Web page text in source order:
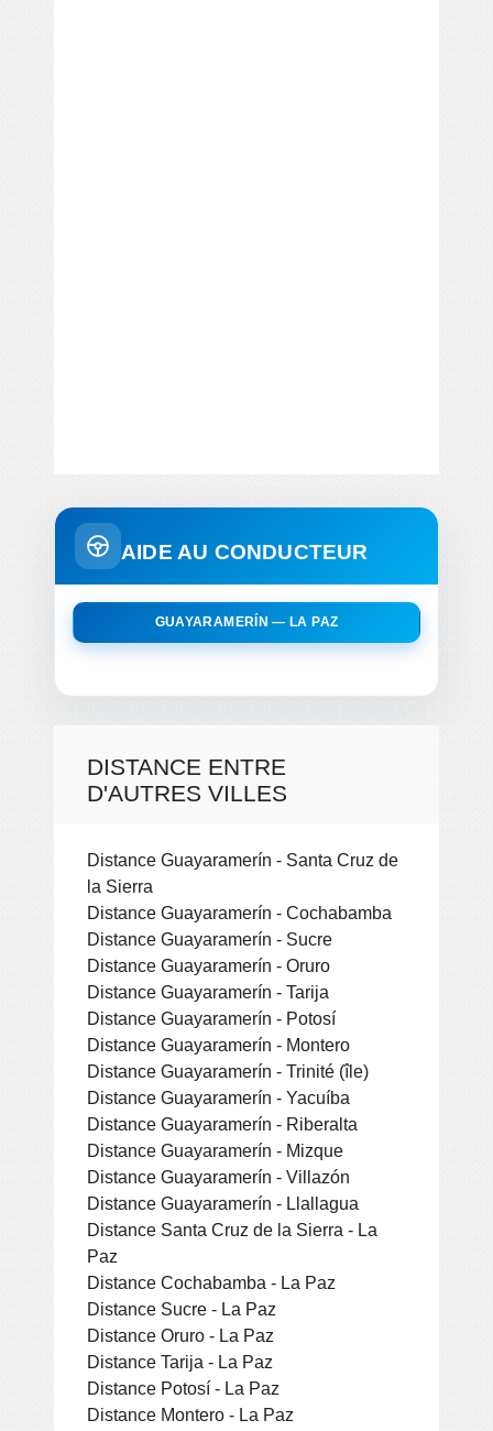
AIDE AU CONDUCTEUR
GUAYARAMERÍN — LA PAZ
DISTANCE ENTRE
D'AUTRES VILLES
Distance Guayaramerín - Santa Cruz de
la Sierra
Distance Guayaramerín - Cochabamba
Distance Guayaramerín - Sucre
Distance Guayaramerín - Oruro
Distance Guayaramerín - Tarija
Distance Guayaramerín - Potosí
Distance Guayaramerín - Montero
Distance Guayaramerín - Trinité (île)
Distance Guayaramerín - Yacuíba
Distance Guayaramerín - Riberalta
Distance Guayaramerín - Mizque
Distance Guayaramerín - Villazón
Distance Guayaramerín - Llallagua
Distance Santa Cruz de la Sierra - La
Paz
Distance Cochabamba - La Paz
Distance Sucre - La Paz
Distance Oruro - La Paz
Distance Tarija - La Paz
Distance Potosí - La Paz
Distance Montero - La Paz